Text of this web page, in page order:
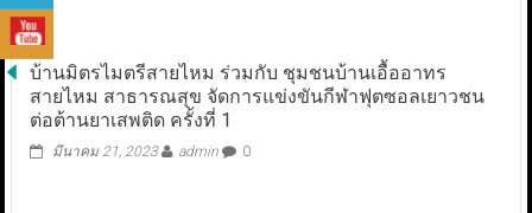
บ้านมิตรไมตรีสายไหม ร่วมกับ ชุมชนบ้านเอื้ออาทร
สายไหม สาธารณสุข จัดการแข่งขันกีฬาฟุตซอลเยาวชน
ต่อต้านยาเสพติด ครั้งที่ 1
มีนาคม 21, 2023 admin 0